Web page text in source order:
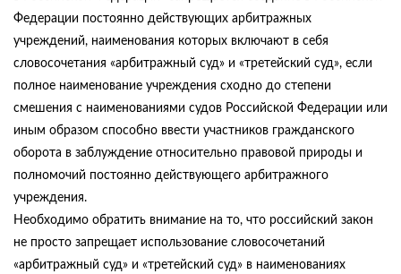
Федерации постоянно действующих арбитражных
учреждений, наименования которых включают в себя
словосочетания «арбитражный суд» и «третейский суд», если
полное наименование учреждения сходно до степени
смешения с наименованиями судов Российской Федерации или
иным образом способно ввести участников гражданского
оборота в заблуждение относительно правовой природы и
полномочий постоянно действующего арбитражного
учреждения.
Необходимо обратить внимание на то, что российский закон
не просто запрещает использование словосочетаний
«арбитражный суд» и «третейский суд» в наименованиях